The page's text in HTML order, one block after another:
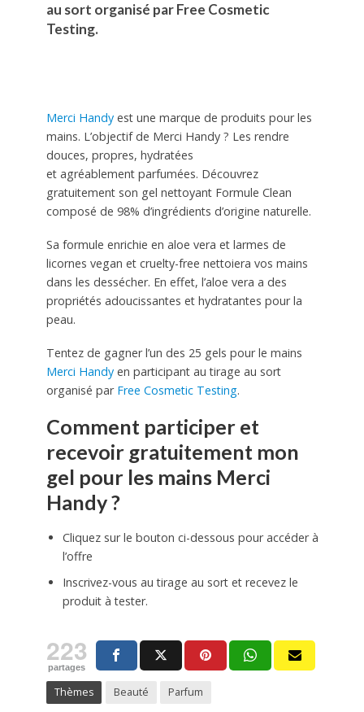
au sort organisé par Free Cosmetic
Testing.
Merci Handyest une marque de produits pour les
mains. L’objectif de Merci Handy ? Les rendre
douces, propres, hydratées
et agréablement parfumées. Découvrez
gratuitement son gel nettoyant Formule Clean
composé de 98% d’ingrédients d’origine naturelle.
Sa formule enrichie en aloe vera et larmes de
licornes vegan et cruelty-free nettoiera vos mains
dans les dessécher. En effet, l’aloe vera a des
propriétés adoucissantes et hydratantes pour la
peau.
Tentez de gagner l’un des 25 gels pour le mains
Merci Handyen participant au tirage au sort
organisé par Free Cosmetic Testing.
Comment participer et
recevoir gratuitement mon
gel pour les mains Merci
Handy ?
Cliquez sur le bouton ci-dessous pour accéder à
l’offre
Inscrivez-vous au tirage au sort et recevez le
produit à tester.
223
partages
Thèmes Beauté Parfum